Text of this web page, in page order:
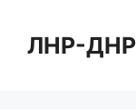
содержимому
ЛНР-ДНР